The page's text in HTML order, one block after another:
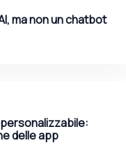
ma non un chatbot
personalizzabile:
delle app